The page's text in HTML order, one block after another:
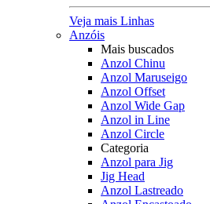
Veja mais Linhas
Anzóis
Mais buscados
Anzol Chinu
Anzol Maruseigo
Anzol Offset
Anzol Wide Gap
Anzol in Line
Anzol Circle
Categoria
Anzol para Jig
Jig Head
Anzol Lastreado